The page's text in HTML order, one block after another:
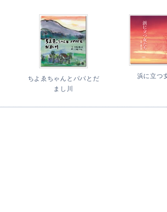
ちよゑちゃんとパパとだ
まし川
浜に立つ